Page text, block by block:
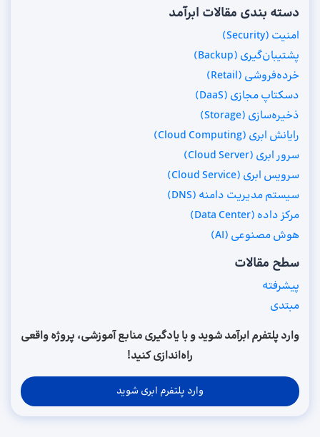
دسته بندی مقالات ابرآمد
امنیت (Security)
پشتیبان‌گیری (Backup)
خرده‌فروشی (Retail)
دسکتاپ مجازی (DaaS)
ذخیره‌سازی (Storage)
رایانش ابری (Cloud Computing)
سرور ابری (Cloud Server)
سرویس ابری (Cloud Service)
سیستم مدیریت دامنه (DNS)
مرکز داده (Data Center)
هوش مصنوعی (AI)
سطح مقالات
پیشرفته
مبتدی
وارد پلتفرم ابرآمد شوید و با یادگیری منابع آموزشی، پروژه واقعی
راه‌اندازی کنید!
وارد پلتفرم ابری شوید